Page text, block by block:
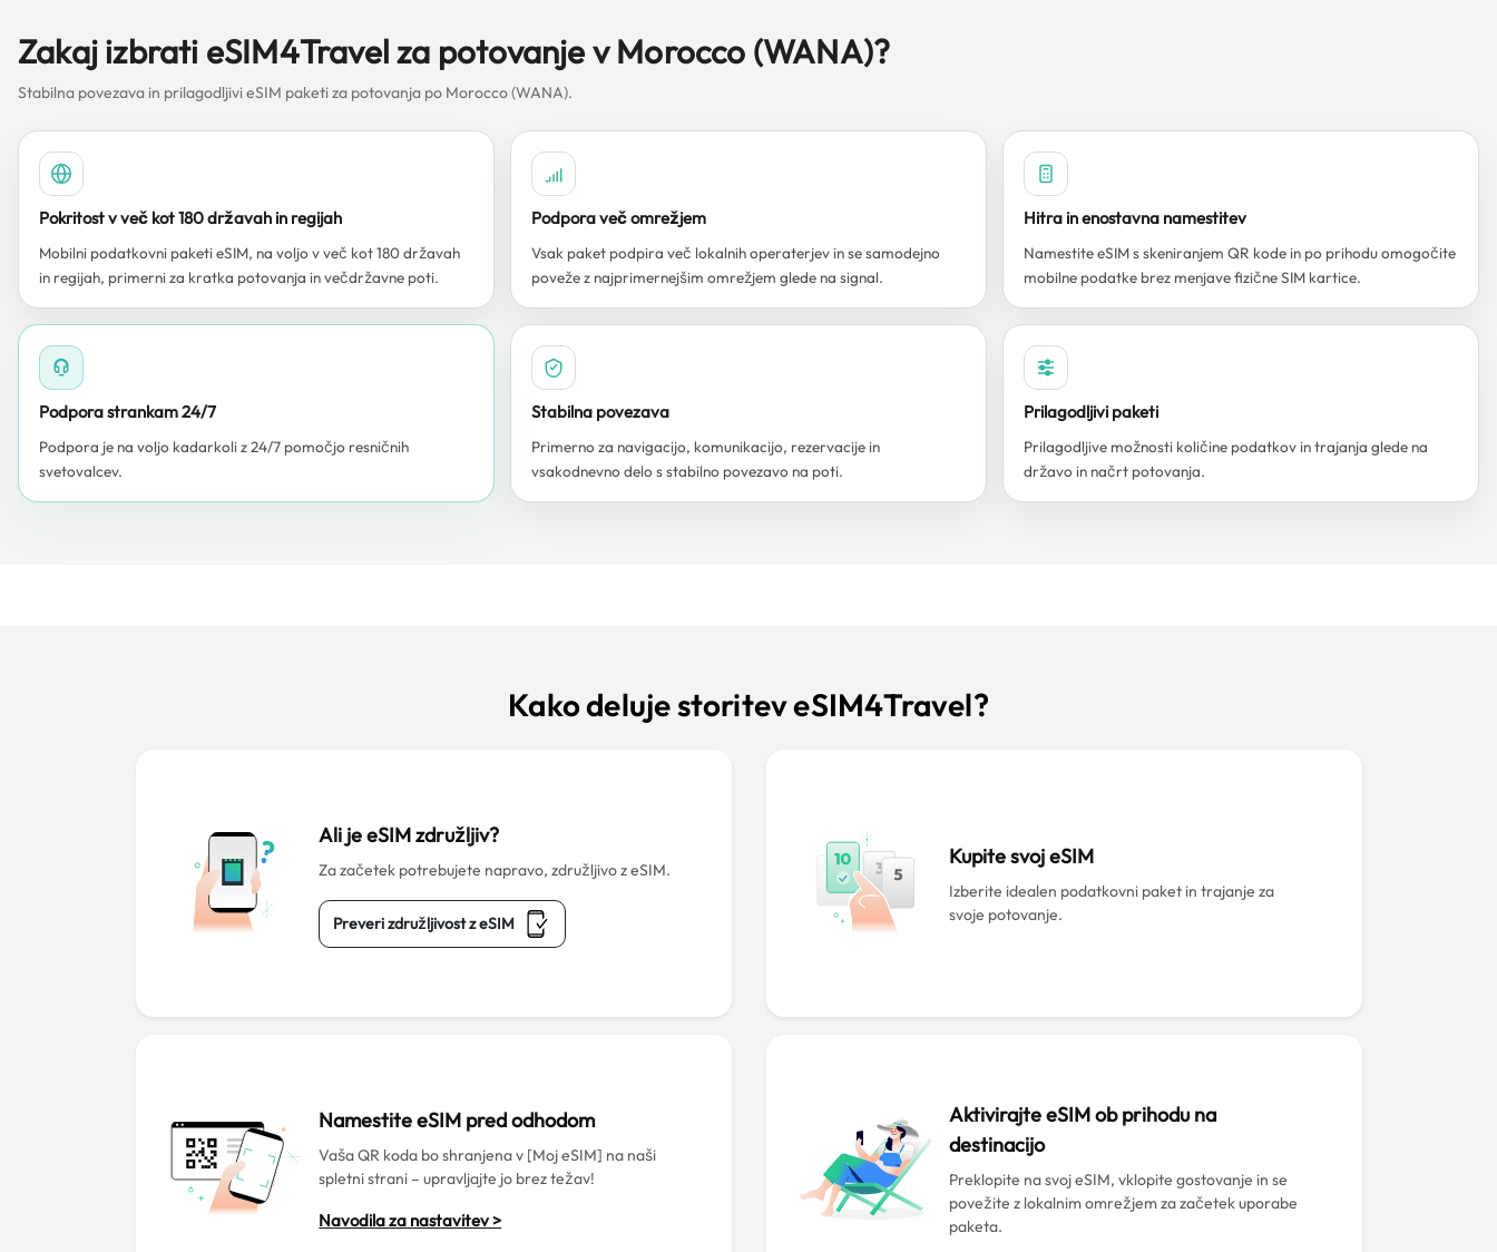
Zakaj izbrati eSIM4Travel za potovanje v Morocco (WANA)?
Stabilna povezava in prilagodljivi eSIM paketi za potovanja po Morocco (WANA).
Pokritost v več kot 180 državah in regijah
Mobilni podatkovni paketi eSIM, na voljo v več kot 180 državah
in regijah, primerni za kratka potovanja in večdržavne poti.
Podpora več omrežjem
Vsak paket podpira več lokalnih operaterjev in se samodejno
poveže z najprimernejšim omrežjem glede na signal.
Hitra in enostavna namestitev
Namestite eSIM s skeniranjem QR kode in po prihodu omogočite
mobilne podatke brez menjave fizične SIM kartice.
Podpora strankam 24/7
Podpora je na voljo kadarkoli z 24/7 pomočjo resničnih
svetovalcev.
Stabilna povezava
Primerno za navigacijo, komunikacijo, rezervacije in
vsakodnevno delo s stabilno povezavo na poti.
Prilagodljivi paketi
Prilagodljive možnosti količine podatkov in trajanja glede na
državo in načrt potovanja.
Kako deluje storitev eSIM4Travel?
Ali je eSIM združljiv?
Za začetek potrebujete napravo, združljivo z eSIM.
Preveri združljivost z eSIM
Kupite svoj eSIM
Izberite idealen podatkovni paket in trajanje za
svoje potovanje.
Namestite eSIM pred odhodom
Vaša QR koda bo shranjena v [Moj eSIM] na naši
spletni strani – upravljajte jo brez težav!
Navodila za nastavitev >
Aktivirajte eSIM ob prihodu na
destinacijo
Preklopite na svoj eSIM, vklopite gostovanje in se
povežite z lokalnim omrežjem za začetek uporabe
paketa.